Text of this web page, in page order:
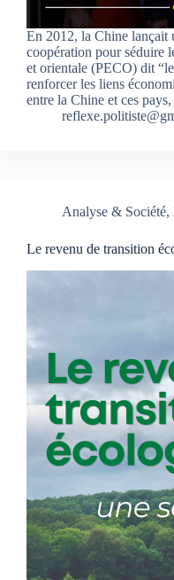
En 2012, la Chine lançait
coopération pour séduire
et orientale (PECO) dit
renforcer les liens
entre la Chine et ces
Analyse & Société,
Le revenu de transition